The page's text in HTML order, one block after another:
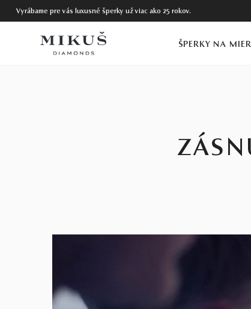
Vyrábame pre vás luxusné šperky už viac ako 25 rokov.
ŠPERKY NA